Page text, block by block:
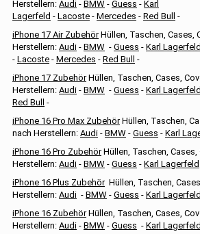
Herstellern: Audi - BMW - Guess - Karl
Lagerfeld - Lacoste - Mercedes - Red Bull
-
iPhone 17 Air ZubehörHüllen, Taschen, Cases,
Herstellern: Audi - BMW - Guess - Karl Lagerfeld
- Lacoste - Mercedes - Red Bull
-
iPhone 17 ZubehörHüllen, Taschen, Cases,
Herstellern: Audi - BMW - Guess - Karl Lagerfeld
Red Bull
-
iPhone 16 Pro Max ZubehörHüllen, Taschen,
nach Herstellern: Audi - BMW - Guess - Karl
iPhone 16 Pro ZubehörHüllen, Taschen,
Herstellern: Audi - BMW - Guess - Karl Lagerfeld
iPhone 16 Plus ZubehörHüllen, Taschen,
Herstellern: Audi - BMW - Guess - Karl Lagerfeld
iPhone 16 ZubehörHüllen, Taschen, Cases,
Herstellern: Audi - BMW - Guess - Karl Lagerfeld